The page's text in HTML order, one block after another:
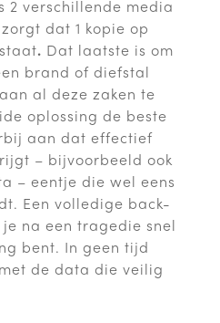
2 verschillende media
dat 1 kopie op
. Dat laatste is om
brand of diefstal
al deze zaken te
oplossing de beste
aan dat effectief
– bijvoorbeeld ook
– eentje die wel eens
Een volledige back-
na een tragedie snel
bent. In geen tijd
de data die veilig